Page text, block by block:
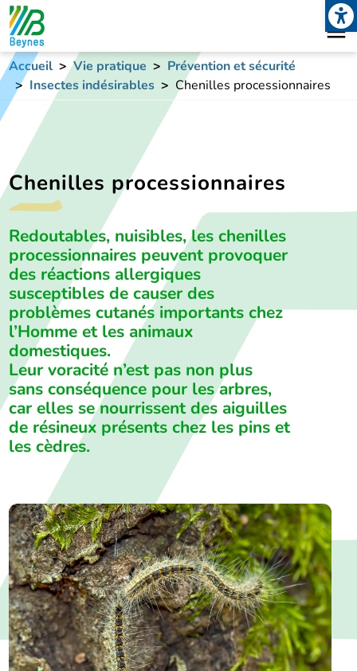
Accueil Vie pratique
Prévention et sécurité
Insectes indésirables
Chenilles processionnaires
Chenilles processionnaires
Redoutables, nuisibles, les chenilles
processionnaires peuvent provoquer
des réactions allergiques
susceptibles de causer des
problèmes cutanés importants chez
l’Homme et les animaux
domestiques.
Leur voracité n’est pas non plus
sans conséquence pour les arbres,
car elles se nourrissent des aiguilles
de résineux présents chez les pins et
les cèdres.